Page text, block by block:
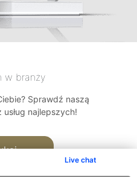
Live chat
w branży
Sprawdź naszą
najlepszych!